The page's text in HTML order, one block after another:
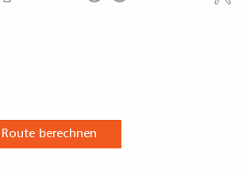
Route berechnen